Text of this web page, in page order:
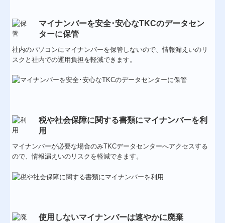
マイナンバーを安全･安心なTKCのデータセン
ターに保管
社内のパソコンにマイナンバーを保管しないので、情報漏えいのリ
スクと社内での運用負担を軽減できます。
税や社会保障に関する書類にマイナンバーを利
用
マイナンバーが必要な場合のみTKCデータセンターへアクセスする
ので、情報漏えいのリスクを軽減できます。
使用しないマイナンバーは速やかに廃棄